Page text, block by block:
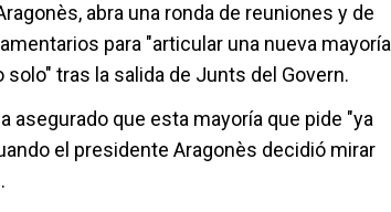
abra una ronda de reuniones y de
para "articular una nueva mayoría
tras la salida de Junts del Govern.
asegurado que esta mayoría que pide "ya
el presidente Aragonès decidió mirar